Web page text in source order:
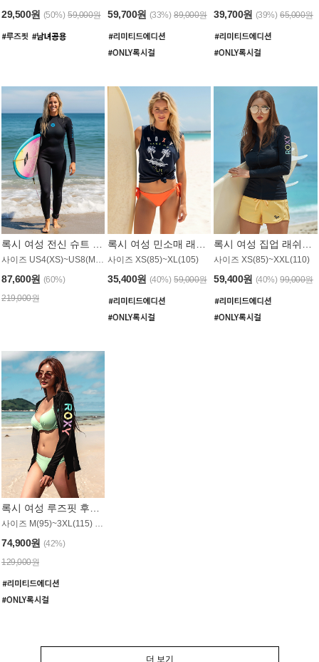
29,500원 (50%) 59,000원 59,700원 (33%) 89,000원 39,700원 (39%) 65,000원
87,600원 (60%)
219,000원
사이즈 XS(85)~XL(105)
35,400원 (40%) 59,000원
사이즈 XS(85)~XXL(110)
59,400원 (40%) 99,000원
록시 여성 루즈핏 후드 래쉬가드 WT900BRX
사이즈 M(95)~3XL(115) / 롱기장 타입
74,900원 (42%)
129,000원
더 보기